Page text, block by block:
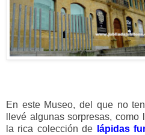
En este Museo, del que no
llevé algunas sorpresas,
la rica colección de
lápidas